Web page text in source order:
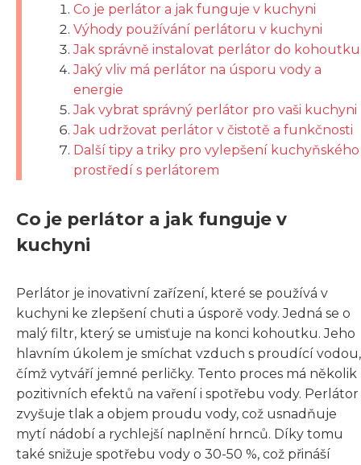
Co je perlátor a jak funguje v kuchyni
Výhody používání perlátoru v kuchyni
Jak správně instalovat perlátor do kohoutku
Jaký vliv má perlátor na úsporu vody a
energie
Jak vybrat správný perlátor pro vaši kuchyni
Jak udržovat perlátor v čistotě a funkčnosti
Další tipy a triky pro vylepšení kuchyňského
prostředí s perlátorem
Co je perlátor a jak funguje v
kuchyni
Perlátor je inovativní zařízení, které se používá v
kuchyni ke zlepšení chuti a úsporě vody. Jedná se o
malý filtr, který se umisťuje na konci kohoutku. Jeho
hlavním úkolem je smíchat vzduch s proudící vodou,
čímž vytváří jemné perličky. Tento proces má několik
pozitivních efektů na vaření i spotřebu vody. Perlátor
zvyšuje tlak a objem proudu vody, což usnadňuje
mytí nádobí a rychlejší naplnění hrnců. Díky tomu
také snižuje spotřebu vody o 30-50 %, což přináší